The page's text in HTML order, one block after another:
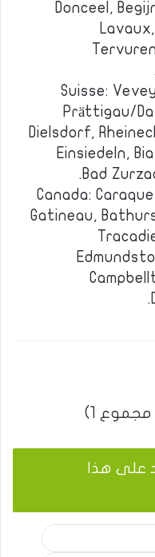
Donceel,
Suisse:
Prättigau/
Dielsdorf,
Einsiedeln,
Bad
Canada:
Gatineau,
1)
على هذا